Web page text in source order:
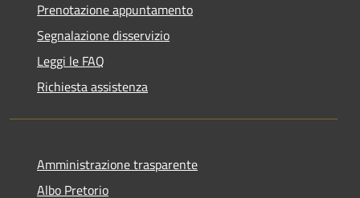
Prenotazione appuntamento
Segnalazione disservizio
Leggi le FAQ
Richiesta assistenza
Amministrazione trasparente
Albo Pretorio